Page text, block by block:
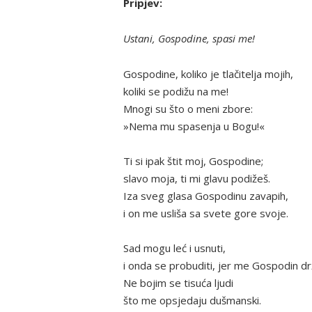
Ustani, Gospodine, spasi me!
Gospodine, koliko je tlačitelja mojih,
koliki se podižu na me!
Mnogi su što o meni zbore:
»Nema mu spasenja u Bogu!«
Ti si ipak štit moj, Gospodine;
slavo moja, ti mi glavu podižeš.
Iza sveg glasa Gospodinu zavapih,
i on me usliša sa svete gore svoje.
Sad mogu leć i usnuti,
i onda se probuditi, jer me Gospodin
Ne bojim se tisuća ljudi
što me opsjedaju dušmanski.